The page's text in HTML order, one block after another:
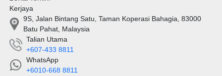
Kerjaya
9S, Jalan Bintang Satu, Taman Koperasi Bahagia, 83000
Batu Pahat, Malaysia
Talian Utama
+607-433 8811
WhatsApp
+6010-668 8811